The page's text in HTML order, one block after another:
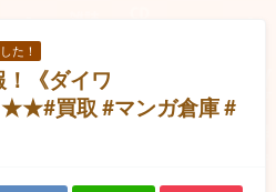
た！
《ダイワ
★★#買取 #マンガ倉庫 #